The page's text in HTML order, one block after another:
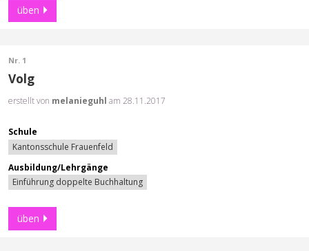
üben
Nr. 1
Volg
erstellt von melanieguhl am 28.11.2017
Schule
Kantonsschule Frauenfeld
Ausbildung/Lehrgänge
Einführung doppelte Buchhaltung
üben